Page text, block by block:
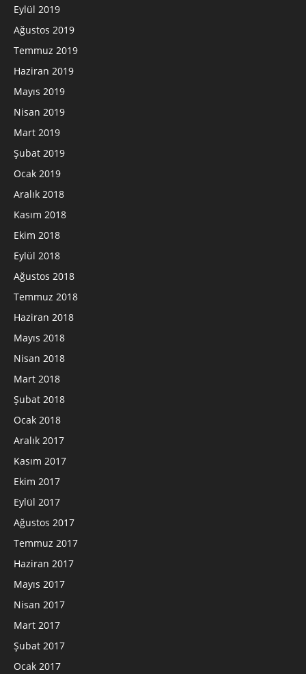
Eylül 2019
Ağustos 2019
Temmuz 2019
Haziran 2019
Mayıs 2019
Nisan 2019
Mart 2019
Şubat 2019
Ocak 2019
Aralık 2018
Kasım 2018
Ekim 2018
Eylül 2018
Ağustos 2018
Temmuz 2018
Haziran 2018
Mayıs 2018
Nisan 2018
Mart 2018
Şubat 2018
Ocak 2018
Aralık 2017
Kasım 2017
Ekim 2017
Eylül 2017
Ağustos 2017
Temmuz 2017
Haziran 2017
Mayıs 2017
Nisan 2017
Mart 2017
Şubat 2017
Ocak 2017